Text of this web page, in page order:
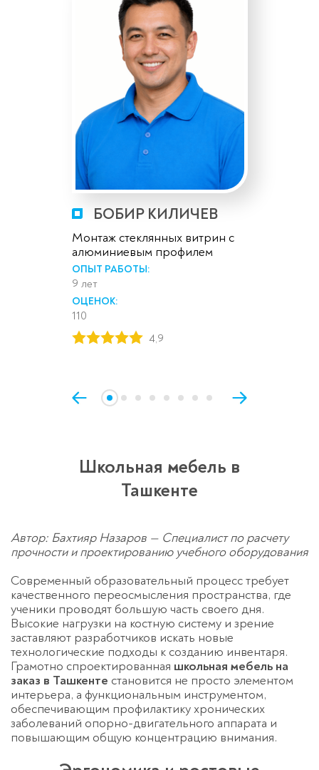
БОБИР КИЛИЧЕВ
Монтаж стеклянных витрин с
алюминиевым профилем
ОПЫТ РАБОТЫ:
9 лет
ОЦЕНОК:
110
4,9
Школьная мебель в
Ташкенте
Автор: Бахтияр Назаров — Специалист по расчету
прочности и проектированию учебного оборудования
Современный образовательный процесс требует
качественного переосмысления пространства, где
ученики проводят большую часть своего дня.
Высокие нагрузки на костную систему и зрение
заставляют разработчиков искать новые
технологические подходы к созданию инвентаря.
Грамотно спроектированная школьная мебель на
заказ в Ташкенте становится не просто элементом
интерьера, а функциональным инструментом,
обеспечивающим профилактику хронических
заболеваний опорно-двигательного аппарата и
повышающим общую концентрацию внимания.